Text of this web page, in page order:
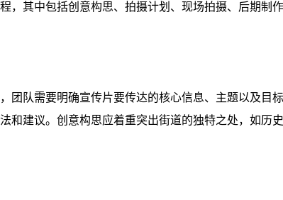
，其中包括创意构思、拍摄计划、现场拍摄、后期制
团队需要明确宣传片要传达的核心信息、主题以及目
和建议。创意构思应着重突出街道的独特之处，如历